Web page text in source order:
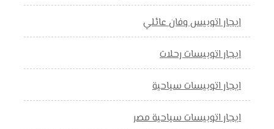
ايجار اتوبيس وفان عائلي
ايجار اتوبيسات رحلات
ايجار اتوبيسات سياحية
ايجار اتوبيسات سياحية مصر